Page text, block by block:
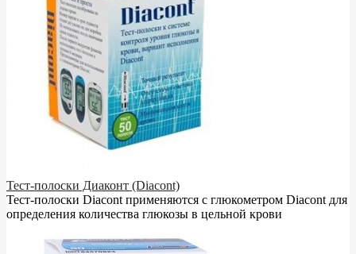
Тест-полоски Диаконт (Diacont)
Тест-полоски Diacont применяются с глюкометром Diacont для
определения количества глюкозы в цельной крови